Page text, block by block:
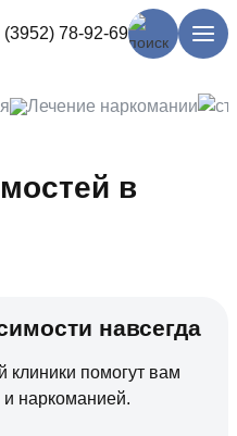
(3952) 78-92-69
Лечение наркомании
в
навсегда
клиники помогут вам
и наркоманией.